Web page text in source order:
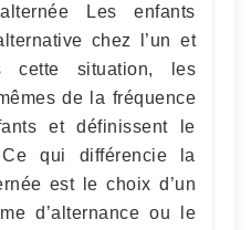
Les enfants
chez l’un et
cette situation, les
de la fréquence
et définissent le
Ce qui différencie la
est le choix d’un
d’alternance ou le